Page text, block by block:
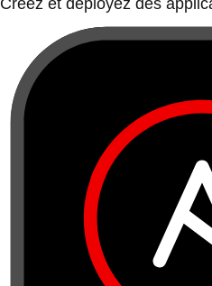
Créez et déployez des